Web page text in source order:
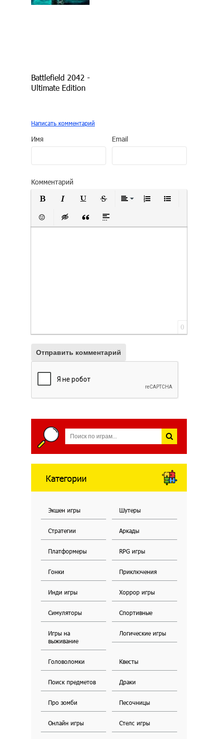
Battlefield 2042 -
Ultimate Edition
Написать комментарий
Имя Email
Комментарий
Полужирный
Вставить смайлик
Вставка скрытого текста
Вставка цитаты
Вставка спойлера
0
Отправить комментарий
Категории
Экшен игры Шутеры
Стратегии Аркады
Платформеры RPG игры
Гонки Приключения
Инди игры Хоррор игры
Симуляторы Спортивные
Игры на
выживание
Логические игры
Головоломки Квесты
Поиск предметов Драки
Про зомби Песочницы
Онлайн игры Стелс игры